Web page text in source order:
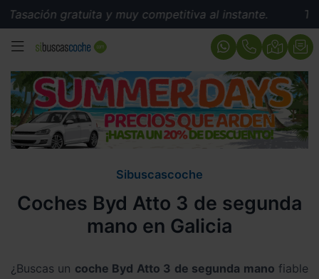
gratuita y muy competitiva al instante.
MENÚ
Sibuscascoche
Coches Byd Atto 3 de segunda
mano en Galicia
¿Buscas un coche Byd Atto 3 de segunda mano fiable